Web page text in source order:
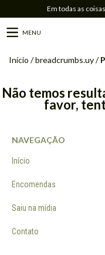
Em todas as
MENU
Início /breadcrumbs.uy/
Não temos
favor,
NAVEGAÇÃO
Início
Encomendas
Saiu na mídia
Contato